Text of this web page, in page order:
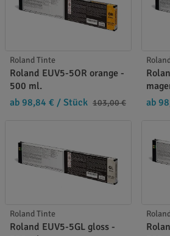
Roland Tinte
Roland EUV5-5OR orange -
500 ml.
ab 98,84 € / Stück 103,00 €
ab
Roland Tinte
Roland EUV5-5GL gloss -